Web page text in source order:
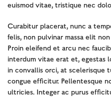
euismod vitae, tristique nec
Curabitur placerat, nunc a
felis, non pulvinar massa elit
Proin eleifend et arcu nec
interdum vitae erat et, egestas
in convallis orci, at scelerisque
congue efficitur. Pellentesque
ultricies. Integer ac purus